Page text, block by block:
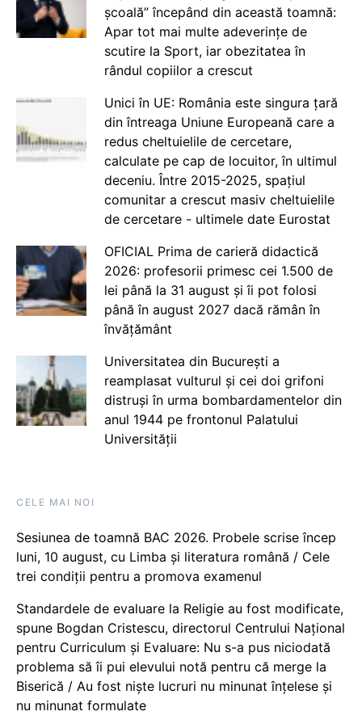
școală” începând din această toamnă:
Apar tot mai multe adeverințe de
scutire la Sport, iar obezitatea în
rândul copiilor a crescut
Unici în UE: România este singura țară
din întreaga Uniune Europeană care a
redus cheltuielile de cercetare,
calculate pe cap de locuitor, în ultimul
deceniu. Între 2015-2025, spațiul
comunitar a crescut masiv cheltuielile
de cercetare - ultimele date Eurostat
OFICIAL Prima de carieră didactică
2026: profesorii primesc cei 1.500 de
lei până la 31 august și îi pot folosi
până în august 2027 dacă rămân în
învățământ
Universitatea din București a
reamplasat vulturul și cei doi grifoni
distruși în urma bombardamentelor din
anul 1944 pe frontonul Palatului
Universității
CELE MAI NOI
Sesiunea de toamnă BAC 2026. Probele scrise încep
luni, 10 august, cu Limba și literatura română / Cele
trei condiții pentru a promova examenul
Standardele de evaluare la Religie au fost modificate,
spune Bogdan Cristescu, directorul Centrului Național
pentru Curriculum și Evaluare: Nu s-a pus niciodată
problema să îi pui elevului notă pentru că merge la
Biserică / Au fost niște lucruri nu minunat înțelese și
nu minunat formulate